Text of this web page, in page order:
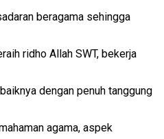
beragama sehingga
ridho Allah SWT, bekerja
dengan penuh tanggung
agama, aspek